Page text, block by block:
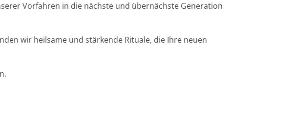
Vorfahren in die nächste und übernächste Generation
wir heilsame und stärkende Rituale, die Ihre neuen